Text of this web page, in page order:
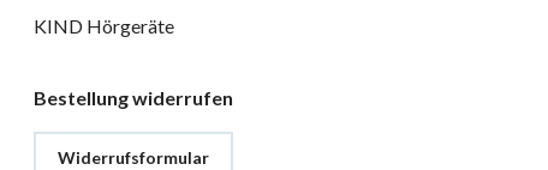
KIND Hörgeräte
Bestellung widerrufen
Widerrufsformular